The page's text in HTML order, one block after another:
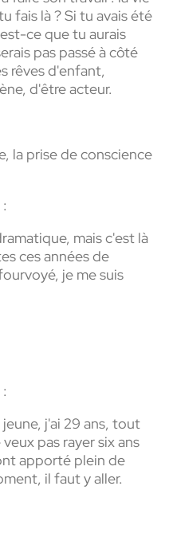
fais là ? Si tu avais été
ce que tu aurais
pas passé à côté
rêves d'enfant,
d'être acteur.
la prise de conscience
mais c'est là
ces années de
je me suis
j'ai 29 ans, tout
pas rayer six ans
apporté plein de
il faut y aller.